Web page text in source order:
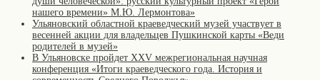
нашего времени» М.Ю. Лермонтова»
Ульяновский областной краеведческий музей участвует в
весенней акции для владельцев Пушкинской карты «Веди
родителей в музей»
В Ульяновске пройдет XXV межрегиональная научная
конференция «Итоги краеведческого года. История и